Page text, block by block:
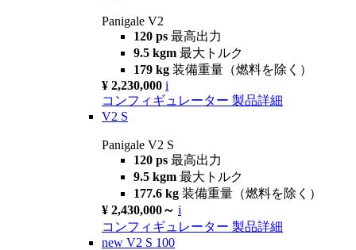
Panigale V2
120 ps 最高出力
9.5 kgm 最大トルク
179 kg 装備重量（燃料を除く）
¥ 2,230,000 i
コンフィギュレーター 製品詳細
V2 S
Panigale V2 S
120 ps 最高出力
9.5 kgm 最大トルク
177.6 kg 装備重量（燃料を除く）
¥ 2,430,000～ i
コンフィギュレーター 製品詳細
new V2 S 100